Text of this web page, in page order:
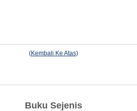
(Kembali Ke Atas)
Buku Sejenis